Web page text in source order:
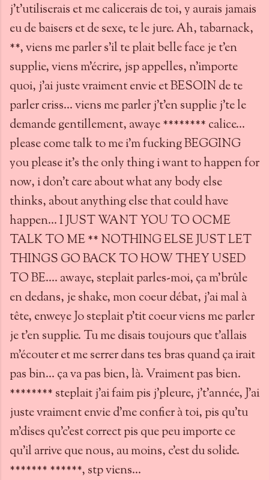
j't'utiliserais et me calicerais de toi, y aurais jamais
eu de baisers et de sexe, te le jure. Ah, tabarnack,
**, viens me parler s'il te plait belle face je t'en
supplie, viens m'écrire, jsp appelles, n'importe
quoi, j'ai juste vraiment envie et BESOIN de te
parler criss... viens me parler j't'en supplie j'te le
demande gentillement, awaye ******** calice...
please come talk to me i'm fucking BEGGING
you please it's the only thing i want to happen for
now, i don't care about what any body else
thinks, about anything else that could have
happen... I JUST WANT YOU TO OCME
TALK TO ME ** NOTHING ELSE JUST LET
THINGS GO BACK TO HOW THEY USED
TO BE.... awaye, steplait parles-moi, ça m'brûle
en dedans, je shake, mon coeur débat, j'ai mal à
tête, enweye Jo steplait p'tit coeur viens me parler
je t'en supplie. Tu me disais toujours que t'allais
m'écouter et me serrer dans tes bras quand ça irait
pas bin... ça va pas bien, là. Vraiment pas bien.
******** steplait j'ai faim pis j'pleure, j't'année, J'ai
juste vraiment envie d'me confier à toi, pis qu'tu
m'dises qu'c'est correct pis que peu importe ce
qu'il arrive que nous, au moins, c'est du solide.
******* ******, stp viens...